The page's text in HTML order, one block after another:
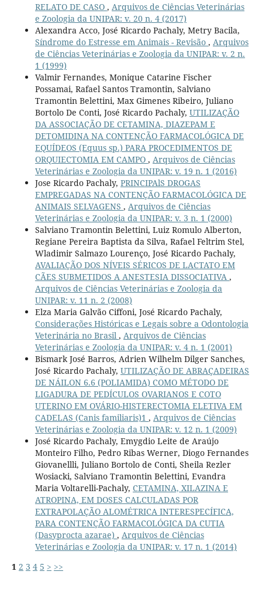
RELATO DE CASO , Arquivos de Ciências Veterinárias
e Zoologia da UNIPAR: v. 20 n. 4 (2017)
Alexandra Acco, José Ricardo Pachaly, Metry Bacila,
Síndrome do Estresse em Animais - Revisão , Arquivos
de Ciências Veterinárias e Zoologia da UNIPAR: v. 2 n.
1 (1999)
Valmir Fernandes, Monique Catarine Fischer
Possamai, Rafael Santos Tramontin, Salviano
Tramontin Belettini, Max Gimenes Ribeiro, Juliano
Bortolo De Conti, José Ricardo Pachaly, UTILIZAÇÃO
DA ASSOCIAÇÃO DE CETAMINA, DIAZEPAM E
DETOMIDINA NA CONTENÇÃO FARMACOLÓGICA DE
EQUÍDEOS (Equus sp.) PARA PROCEDIMENTOS DE
ORQUIECTOMIA EM CAMPO , Arquivos de Ciências
Veterinárias e Zoologia da UNIPAR: v. 19 n. 1 (2016)
Jose Ricardo Pachaly, PRINCIPAlS DROGAS
EMPREGADAS NA CONTENÇÃO FARMACOLÓGICA DE
ANIMAIS SELVAGENS , Arquivos de Ciências
Veterinárias e Zoologia da UNIPAR: v. 3 n. 1 (2000)
Salviano Tramontin Belettini, Luiz Romulo Alberton,
Regiane Pereira Baptista da Silva, Rafael Feltrim Stel,
Wladimir Salmazo Lourenço, José Ricardo Pachaly,
AVALIAÇÃO DOS NÍVEIS SÉRICOS DE LACTATO EM
CÃES SUBMETIDOS A ANESTESIA DISSOCIATIVA ,
Arquivos de Ciências Veterinárias e Zoologia da
UNIPAR: v. 11 n. 2 (2008)
Elza Maria Galvão Ciffoni, José Ricardo Pachaly,
Considerações Históricas e Legais sobre a Odontologia
Veterinária no Brasil , Arquivos de Ciências
Veterinárias e Zoologia da UNIPAR: v. 4 n. 1 (2001)
Bismark José Barros, Adrien Wilhelm Dilger Sanches,
José Ricardo Pachaly, UTILIZAÇÃO DE ABRAÇADEIRAS
DE NÁILON 6.6 (POLIAMIDA) COMO MÉTODO DE
LIGADURA DE PEDÍCULOS OVARIANOS E COTO
UTERINO EM OVÁRIO-HISTERECTOMIA ELETIVA EM
CADELAS (Canis familiaris)1 , Arquivos de Ciências
Veterinárias e Zoologia da UNIPAR: v. 12 n. 1 (2009)
José Ricardo Pachaly, Emygdio Leite de Araújo
Monteiro Filho, Pedro Ribas Werner, Diogo Fernandes
Giovanellli, Juliano Bortolo de Conti, Sheila Rezler
Wosiacki, Salviano Tramontin Belettini, Evandra
Maria Voltarelli-Pachaly, CETAMINA, XILAZINA E
ATROPINA, EM DOSES CALCULADAS POR
EXTRAPOLAÇÃO ALOMÉTRICA INTERESPECÍFICA,
PARA CONTENÇÃO FARMACOLÓGICA DA CUTIA
(Dasyprocta azarae) , Arquivos de Ciências
Veterinárias e Zoologia da UNIPAR: v. 17 n. 1 (2014)
1 2 3 4 5 > >>